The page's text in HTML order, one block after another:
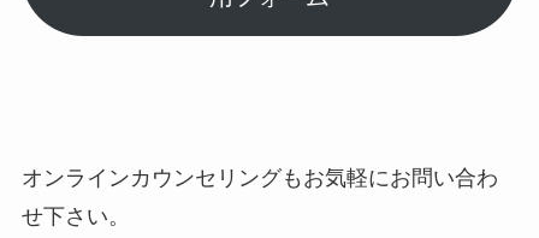
オンラインカウンセリングもお気軽にお問い合わ
せ下さい。